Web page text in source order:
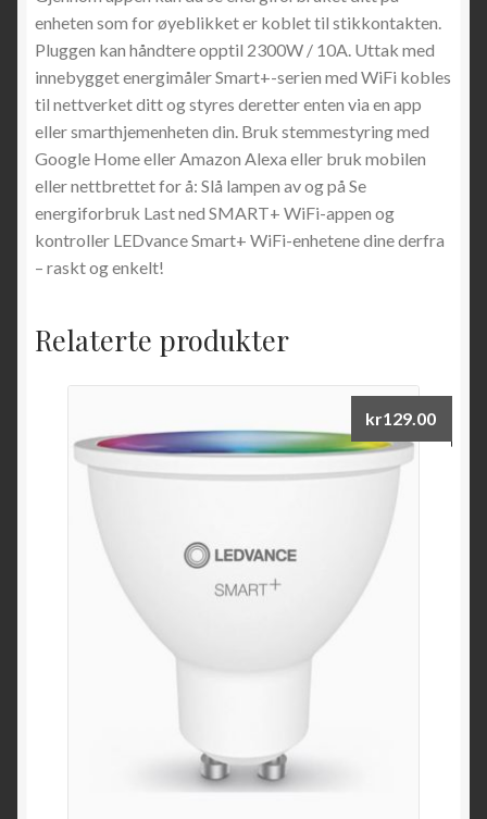
enheten som for øyeblikket er koblet til stikkontakten.
Pluggen kan håndtere opptil 2300W / 10A. Uttak med
innebygget energimåler Smart+-serien med WiFi kobles
til nettverket ditt og styres deretter enten via en app
eller smarthjemenheten din. Bruk stemmestyring med
Google Home eller Amazon Alexa eller bruk mobilen
eller nettbrettet for å: Slå lampen av og på Se
energiforbruk Last ned SMART+ WiFi-appen og
kontroller LEDvance Smart+ WiFi-enhetene dine derfra
– raskt og enkelt!
Relaterte produkter
kr129.00